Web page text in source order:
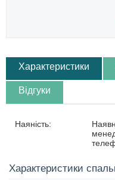
Характеристики
Відгуки
Наяність:
Характеристики